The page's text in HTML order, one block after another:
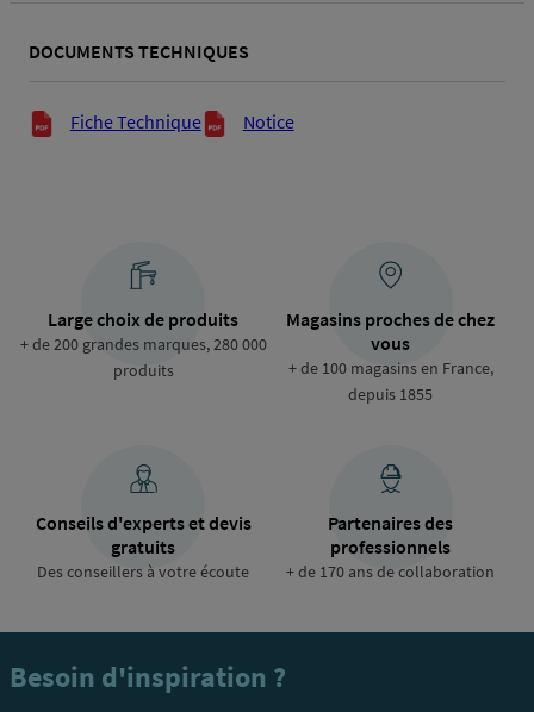
DOCUMENTS TECHNIQUES
Documents techniques
Fiche Technique Notice
Large choix de produits
+ de 200 grandes marques, 280 000
produits
Magasins proches de chez
vous
+ de 100 magasins en France,
depuis 1855
Conseils d'experts et devis
gratuits
Des conseillers à votre écoute
Partenaires des
professionnels
+ de 170 ans de collaboration
Besoin d'inspiration ?